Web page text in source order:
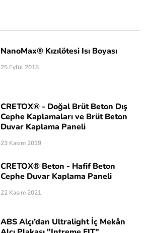
NanoMax® Kızılötesi Isı Boyası
25 Eylül 2018
CRETOX® - Doğal Brüt Beton Dış
Cephe Kaplamaları ve Brüt Beton
Duvar Kaplama Paneli
23 Kasım 2019
CRETOX® Beton - Hafif Beton
Cephe Duvar Kaplama Paneli
22 Kasım 2021
ABS Alçı’dan Ultralight İç Mekân